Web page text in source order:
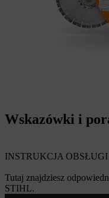
Wskazówki i
INSTRUKCJA OBSŁUGI
Tutaj znajdziesz
STIHL.